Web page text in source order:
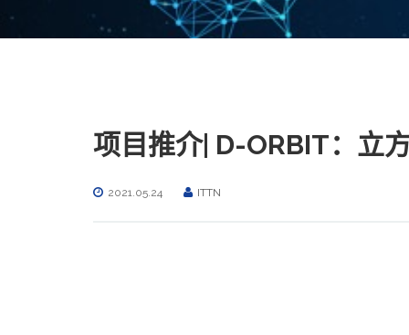
项目推介| D-ORBIT：立
2021.05.24 ITTN